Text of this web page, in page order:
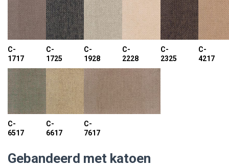
C-
1717
C-
1725
C-
1928
C-
2228
C-
2325
C-
4217
C-
6517
C-
6617
C-
7617
Gebandeerd met katoen